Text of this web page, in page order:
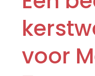
voor